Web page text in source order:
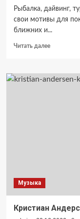
Рыбалка, дайвинг,
свои мотивы для
ближних и...
Читать далееПрочитать
Что
такое
Музыка
Кристиан